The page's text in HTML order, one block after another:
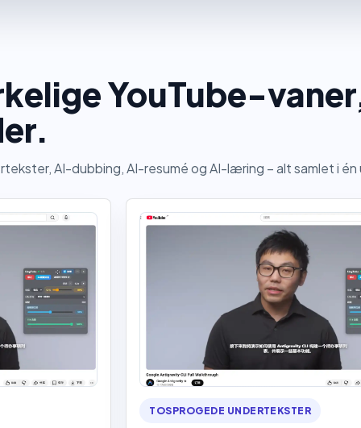
YouTube-
AI-dubbing, AI-resumé og AI-læring – alt samlet i én
TOSPROGEDE UNDERTEKSTER